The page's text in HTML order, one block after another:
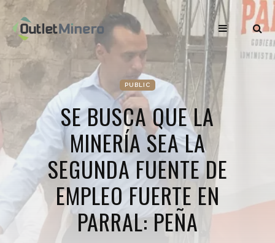
PUBLIC
SE BUSCA QUE LA
MINERÍA SEA LA
SEGUNDA FUENTE DE
EMPLEO FUERTE EN
PARRAL: PEÑA